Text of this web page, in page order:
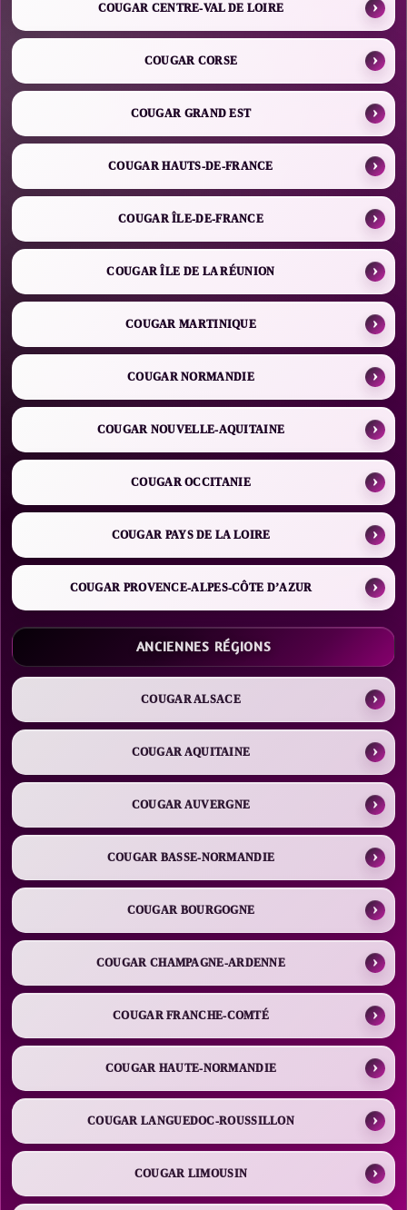
COUGAR CENTRE-VAL DE LOIRE
COUGAR CORSE
COUGAR GRAND EST
COUGAR HAUTS-DE-FRANCE
COUGAR ÎLE-DE-FRANCE
COUGAR ÎLE DE LA RÉUNION
COUGAR MARTINIQUE
COUGAR NORMANDIE
COUGAR NOUVELLE-AQUITAINE
COUGAR OCCITANIE
COUGAR PAYS DE LA LOIRE
COUGAR PROVENCE-ALPES-CÔTE D’AZUR
ANCIENNES RÉGIONS
COUGAR ALSACE
COUGAR AQUITAINE
COUGAR AUVERGNE
COUGAR BASSE-NORMANDIE
COUGAR BOURGOGNE
COUGAR CHAMPAGNE-ARDENNE
COUGAR FRANCHE-COMTÉ
COUGAR HAUTE-NORMANDIE
COUGAR LANGUEDOC-ROUSSILLON
COUGAR LIMOUSIN